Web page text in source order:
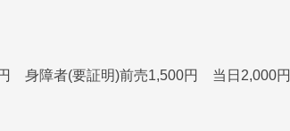
身障者(要証明)前売1,500円 当日2,000